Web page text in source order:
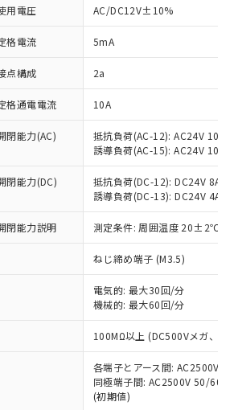
用電圧 AC/DC12V±10%
格電流 5mA
点構成 2a
格通電電流 10A
閉能力(AC)
抵抗負荷(AC-12): AC24V 10A/
誘導負荷(AC-15): AC24V
閉能力(DC)
抵抗負荷(DC-12): DC24V 8A/
誘導負荷(DC-13): DC24V 4A/
閉能力説明 測定条件: 周囲温度 20±2℃、
ねじ締め端子 (M3.5)
電気的: 最大30回/分
機械的: 最大60回/分
100MΩ以上 (DC500Vメガ、点
各端子とアース間: AC2500V
同極端子間: AC2500V 50/
(初期値)
件
お読みいただき、同意のうえ
い。
ビスは、当社制御機器事業取扱
当社在庫状況および標準価格
を提供させていただくもので
御機器事業取扱商品の中には、
ビスの対象外となる商品もある
ご了承ください。
況および標準価格照会結果は、
ている更新日時点での社内デー
づき作成されるものであり、閲
た時点での実際の在庫および標
とは異なる場合があることをご
：EU RoHS指令（10物質）の
した製品が提供可能な商品で
RoHS指令（10物質）の非含
製品に切り替える予定のある
：EU RoHS指令（10物質）の
応の商品で、対応品を出す予
ん。
：EU RoHS指令（10物質）の
状況を調査中または確認中の
イセンス料など無形物で、有
関係のない商品です。
情により、非含有部品として
含有品と判明した場合などや
することがあります。
1000ppm以下、ポリ臭化ビフェニル
以下、ポリ臭化ジフェニルエーテル類
均質材料含有率が中国RoHSの
あることを示します。
均質材料含有率が中国RoHSの
ていることを示します。
認です。当社販売部門へお問
質の基準値 (GB/T26572)：
、 Hg(水銀) : 1000ppm、 Cd(カドミウ
) : 1000ppm、 PBBs(ポリ臭化ビフェ
、これら貴社製品のうち、外国
よび外国貿易法に定める商品
｢規制貨物等」という）を輸出
国外への提供する場合は、日本
の輸出許可(または役務取引許
得するなどの必要な手続きを